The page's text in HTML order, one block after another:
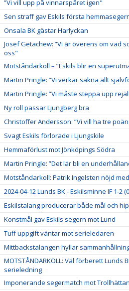
”Vi vill upp på vinnarspåret igen"
Sen straff gav Eskils första
Onsala BK gästar Harlyckan
Josef Getachew: ”Vi är överens om vad
oss"
Motståndarkoll – ”Eskils blir en
Martin Pringle: ”Vi verkar sakna allt
Martin Pringle: ”Vi måste steppa upp
Ny roll passar Ljungberg bra
Christoffer Andersson: ”Vi vill ha tre
Svagt Eskils förlorade i Ljungskile
Hemmaförlust mot Jönköpings Södra
Martin Pringle: ”Det lär bli en
Motståndarkoll: Patrik Ingelsten nöjd
2024-04-12 Lunds BK - Eskilsminne IF 1-2
Eskilstalang producerar både mål och
Konstmål gav Eskils segern mot Lund
Tuff uppgift väntar mot serieledaren
Mittbackstalangen hyllar
MOTSTÅNDARKOLL: Väl förberett Lunds
serieledning
Imponerande segermatch mot Trollhättan